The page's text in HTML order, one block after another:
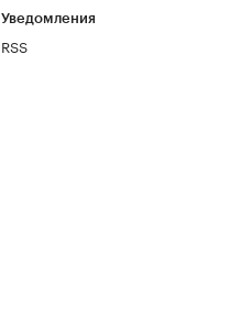
Уведомления
RSS